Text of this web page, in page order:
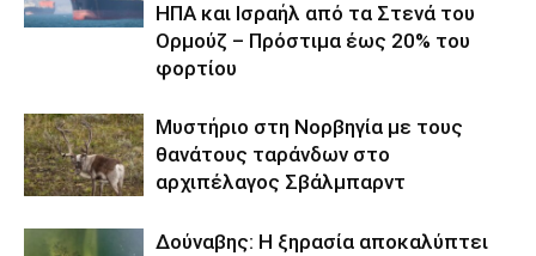
ΗΠΑ και Ισραήλ από τα Στενά του
Ορμούζ – Πρόστιμα έως 20% του
φορτίου
Μυστήριο στη Νορβηγία με τους
θανάτους ταράνδων στο
αρχιπέλαγος Σβάλμπαρντ
Δούναβης: Η ξηρασία αποκαλύπτει